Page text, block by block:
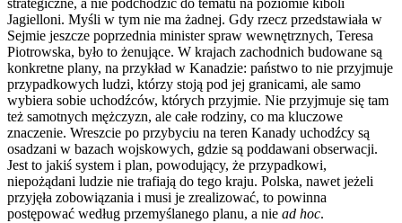
strategiczne, a nie podchodzić do tematu na poziomie kiboli
Jagielloni. Myśli w tym nie ma żadnej. Gdy rzecz przedstawiała w
Sejmie jeszcze poprzednia minister spraw wewnętrznych, Teresa
Piotrowska, było to żenujące. W krajach zachodnich budowane są
konkretne plany, na przykład w Kanadzie: państwo to nie przyjmuje
przypadkowych ludzi, którzy stoją pod jej granicami, ale samo
wybiera sobie uchodźców, których przyjmie. Nie przyjmuje się tam
też samotnych mężczyzn, ale całe rodziny, co ma kluczowe
znaczenie. Wreszcie po przybyciu na teren Kanady uchodźcy są
osadzani w bazach wojskowych, gdzie są poddawani obserwacji.
Jest to jakiś system i plan, powodujący, że przypadkowi,
niepożądani ludzie nie trafiają do tego kraju. Polska, nawet jeżeli
przyjęła zobowiązania i musi je zrealizować, to powinna
postępować według przemyślanego planu, a nie ad hoc.